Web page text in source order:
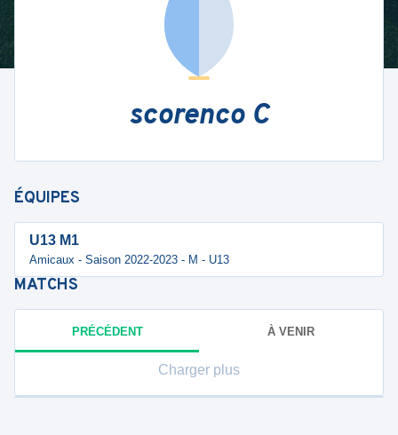
scorenco C
ÉQUIPES
U13 M1
Amicaux - Saison 2022-2023 - M - U13
MATCHS
PRÉCÉDENT À VENIR
Charger plus